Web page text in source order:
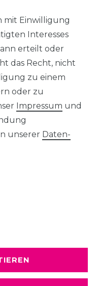
mit Einwilligung
Interesses
erteilt oder
das Recht, nicht
zu einem
oder zu
Impressum und
unserer Daten­